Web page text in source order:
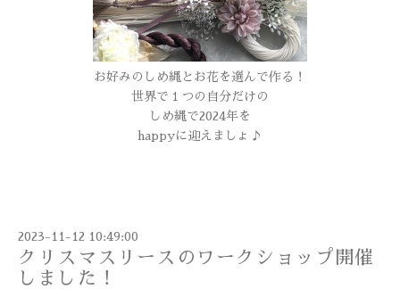
お好みのしめ縄とお花を選んで作る！
世界で１つの自分だけの
しめ縄で2024年を
happyに迎えましょ♪
2023-11-12 10:49:00
クリスマスリースのワークショップ開催
しました！